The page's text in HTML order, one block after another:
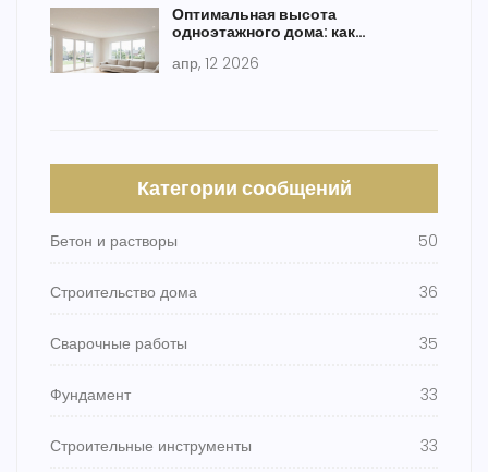
Оптимальная высота
одноэтажного дома: как
кровли
апр, 12 2026
Категории сообщений
Бетон и растворы 50
Строительство дома 36
Сварочные работы 35
Фундамент 33
Строительные инструменты 33